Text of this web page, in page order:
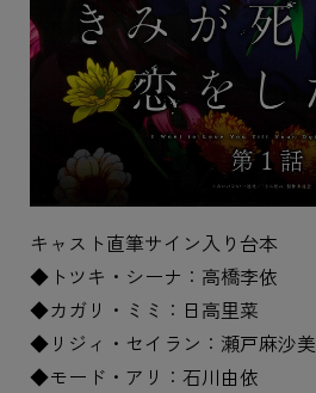
キャスト直筆サイン入り台本
◆トツキ・シーナ：高橋李依
◆カガリ・ミミ：日高里菜
◆リジィ・セイラン：瀬戸麻沙美
◆モード・アリ：石川由依